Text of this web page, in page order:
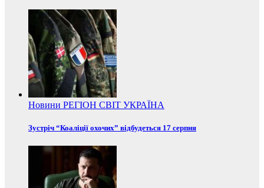
Новини РЕГІОН СВІТ УКРАЇНА
Зустріч “Коаліції охочих” відбудеться 17 серпня